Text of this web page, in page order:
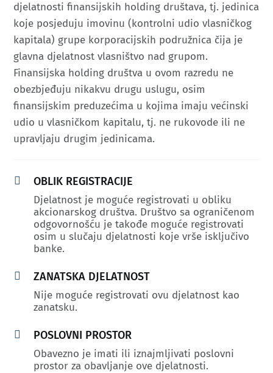
djelatnosti finansijskih holding društava, tj. jedinica
koje posjeduju imovinu (kontrolni udio vlasničkog
kapitala) grupe korporacijskih podružnica čija je
glavna djelatnost vlasništvo nad grupom.
Finansijska holding društva u ovom razredu ne
obezbjeđuju nikakvu drugu uslugu, osim
finansijskim preduzećima u kojima imaju većinski
udio u vlasničkom kapitalu, tj. ne rukovode ili ne
upravljaju drugim jedinicama.​
 OBLIK REGISTRACIJE
Djelatnost je moguće registrovati u obliku
akcionarskog društva. Društvo sa ograničenom
odgovornošću je takođe moguće registrovati
osim u slučaju djelatnosti koje vrše isključivo
banke.
 ZANATSKA DJELATNOST
Nije moguće registrovati ovu djelatnost kao
zanatsku.
 POSLOVNI PROSTOR
Obavezno je imati ili iznajmljivati poslovni
prostor za obavljanje ove djelatnosti.